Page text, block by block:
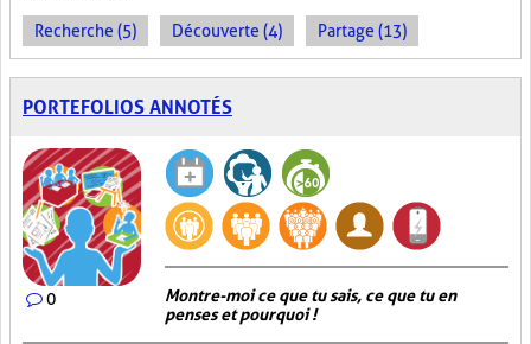
Recherche (5) Découverte (4) Partage (13)
PORTEFOLIOS ANNOTÉS
0
Montre-moi ce que tu sais, ce que tu en
penses et pourquoi !